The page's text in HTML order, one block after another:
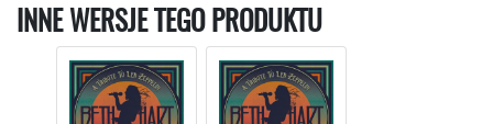
INNE WERSJE TEGO PRODUKTU